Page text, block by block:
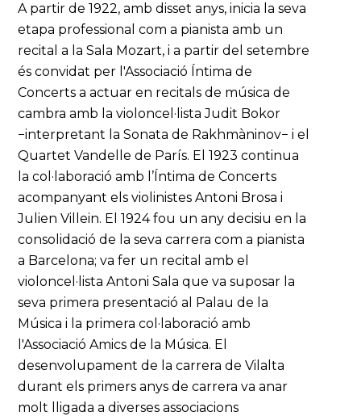
A partir de 1922, amb disset anys, inicia la seva
etapa professional com a pianista amb un
recital a la Sala Mozart, i a partir del setembre
és convidat per l'Associació Íntima de
Concerts a actuar en recitals de música de
cambra amb la violoncel·lista Judit Bokor
−interpretant la Sonata de Rakhmàninov− i el
Quartet Vandelle de París. El 1923 continua
la col·laboració amb l’Íntima de Concerts
acompanyant els violinistes Antoni Brosa i
Julien Villein. El 1924 fou un any decisiu en la
consolidació de la seva carrera com a pianista
a Barcelona; va fer un recital amb el
violoncel·lista Antoni Sala que va suposar la
seva primera presentació al Palau de la
Música i la primera col·laboració amb
l'Associació Amics de la Música. El
desenvolupament de la carrera de Vilalta
durant els primers anys de carrera va anar
molt lligada a diverses associacions